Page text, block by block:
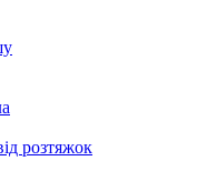
розтяжок